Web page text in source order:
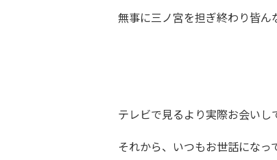
無事に三ノ宮を担ぎ終わり皆
テレビで見るより実際お会いし
それから、いつもお世話にな